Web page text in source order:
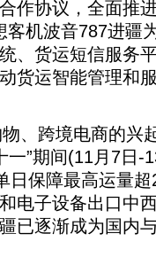
作协议，全面推
机波音787进疆
、货运短信服务
货运智能管理和
跨境电商的兴
一”期间(11月7日-
日保障最高运量
电子设备出口中
已逐渐成为国内